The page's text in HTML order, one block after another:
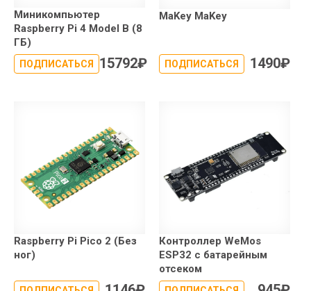
Миникомпьютер
Raspberry Pi 4 Model B (8
ГБ)
ПОДПИСАТЬСЯ 15792₽
MaKey MaKey
ПОДПИСАТЬСЯ 1490₽
Raspberry Pi Pico 2 (Без
ног)
Контроллер WeMos
ESP32 с батарейным
отсеком